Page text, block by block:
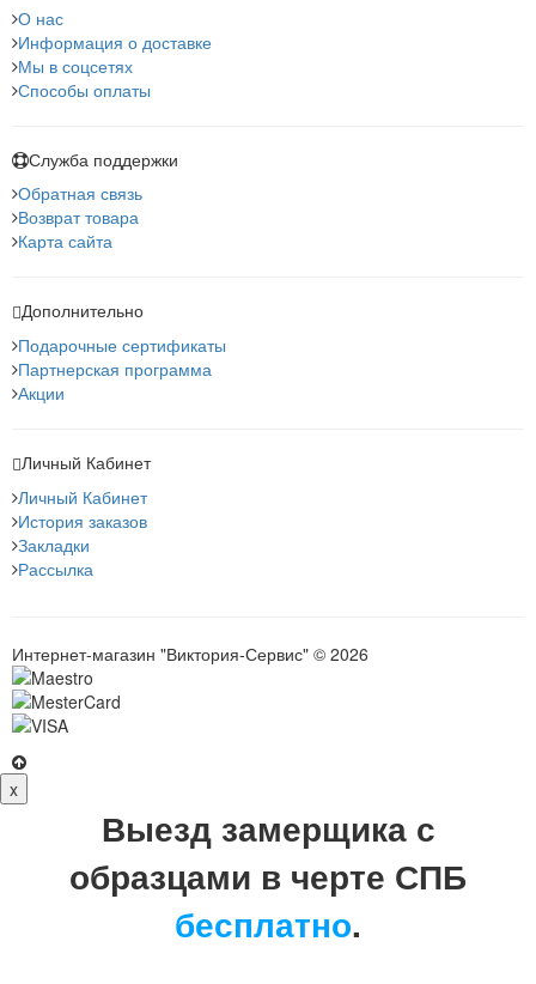
О нас
Информация о доставке
Мы в соцсетях
Способы оплаты
Служба поддержки
Обратная связь
Возврат товара
Карта сайта
Дополнительно
Подарочные сертификаты
Партнерская программа
Акции
Личный Кабинет
Личный Кабинет
История заказов
Закладки
Рассылка
Интернет-магазин "Виктория-Сервис" © 2026
x
Выезд замерщика с
образцами в черте СПБ
бесплатно.